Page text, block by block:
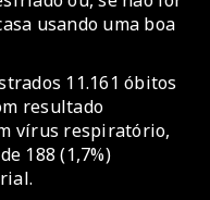
usando uma boa
11.161 óbitos
resultado
vírus respiratório,
188 (1,7%)